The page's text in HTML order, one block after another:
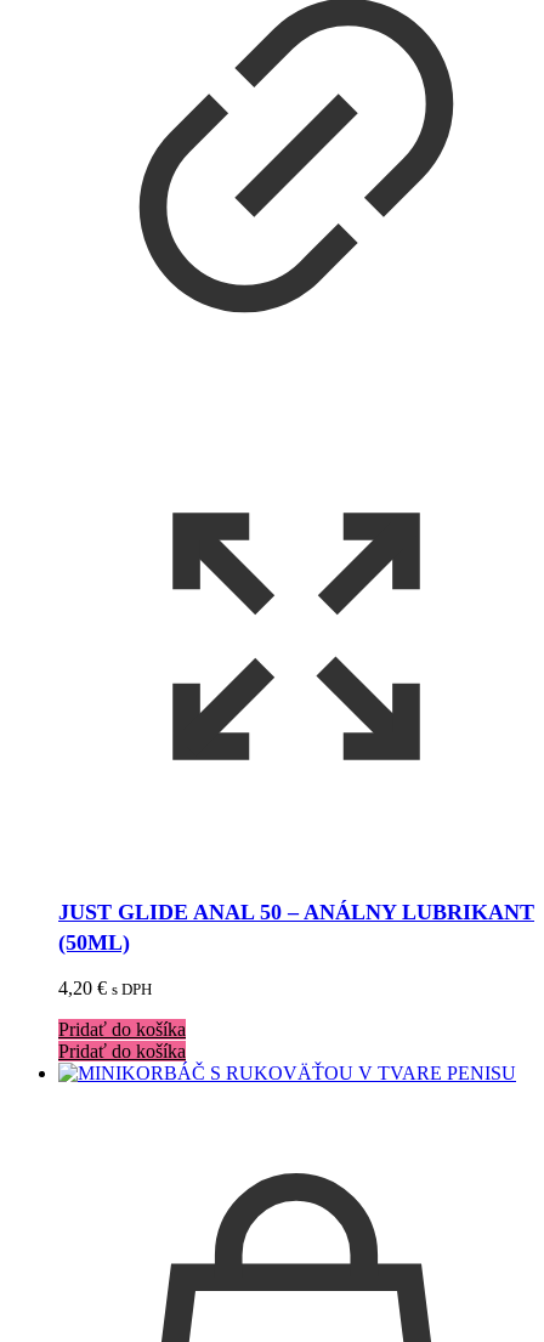
JUST GLIDE ANAL 50 – ANÁLNY LUBRIKANT
(50ML)
4,20 € s DPH
Pridať do košíka
Pridať do košíka